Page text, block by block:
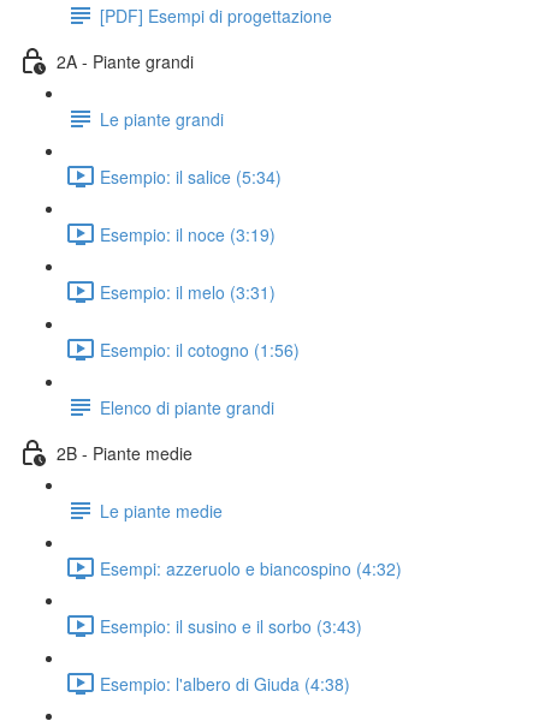
[PDF] Esempi di progettazione
2A - Piante grandi
Le piante grandi
Esempio: il salice (5:34)
Esempio: il noce (3:19)
Esempio: il melo (3:31)
Esempio: il cotogno (1:56)
Elenco di piante grandi
2B - Piante medie
Le piante medie
Esempi: azzeruolo e biancospino (4:32)
Esempio: il susino e il sorbo (3:43)
Esempio: l'albero di Giuda (4:38)